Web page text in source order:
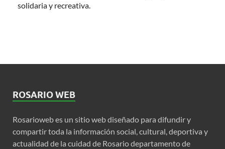
solidaria y recreativa.
ROSARIO WEB
Rosarioweb es un sitio web diseñado para difundir y
compartir toda la información social, cultural, deportiva y
actualidad de la cuidad de Rosario departamento de